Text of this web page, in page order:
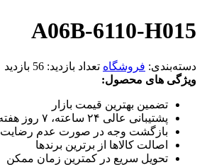
A06B-6110-H015
دسته‌بندی: فروشگاه تعداد بازدید: 56 بازدید
ویژگی های محصول:
تضمین بهترین قیمت بازار
پشتیبانی عالی ۲۴ ساعته، ۷ روز هفته
بازگشت وجه در صورت عدم رضایت
اصالت کالاها از برترین برندها
تحویل سریع در کمترین زمان ممکن